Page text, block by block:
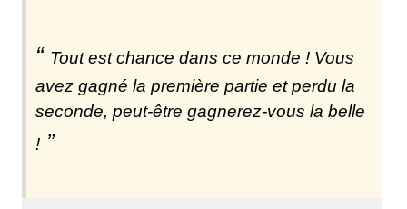
Tout est chance dans ce monde ! Vous
avez gagné la première partie et perdu la
seconde, peut-être gagnerez-vous la belle
!